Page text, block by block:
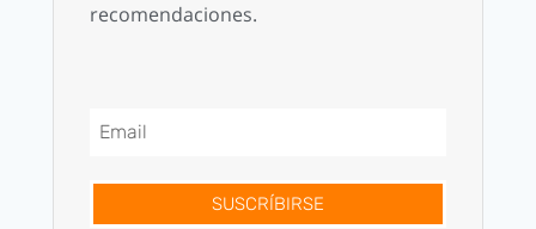
recomendaciones.
SUSCRÍBIRSE